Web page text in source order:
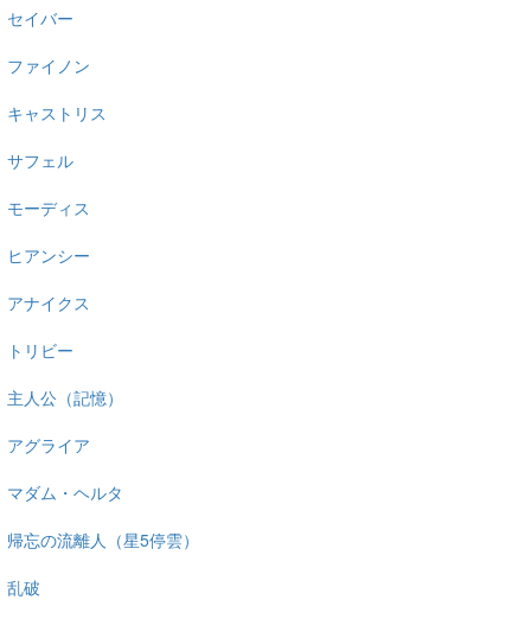
セイバー
ファイノン
キャストリス
サフェル
モーディス
ヒアンシー
アナイクス
トリビー
主人公（記憶）
アグライア
マダム・ヘルタ
帰忘の流離人（星5停雲）
乱破